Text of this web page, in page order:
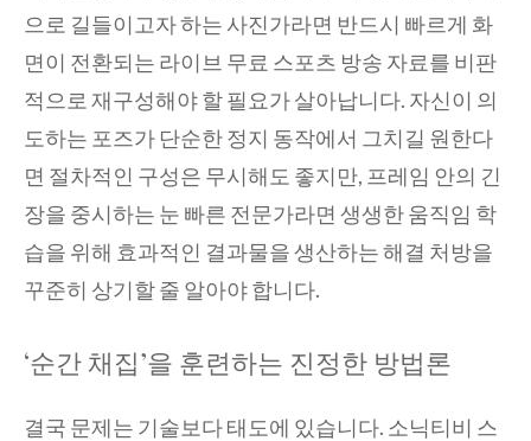
으로 길들이고자 하는 사진가라면 반드시 빠르게 화
면이 전환되는 라이브 무료 스포츠 방송 자료를 비판
적으로 재구성해야 할 필요가 살아납니다. 자신이 의
도하는 포즈가 단순한 정지 동작에서 그치길 원한다
면 절차적인 구성은 무시해도 좋지만, 프레임 안의 긴
장을 중시하는 눈 빠른 전문가라면 생생한 움직임 학
습을 위해 효과적인 결과물을 생산하는 해결 처방을
꾸준히 상기할 줄 알아야 합니다.
‘순간 채집’을 훈련하는 진정한 방법론
결국 문제는 기술보다 태도에 있습니다. 소닉티비 스